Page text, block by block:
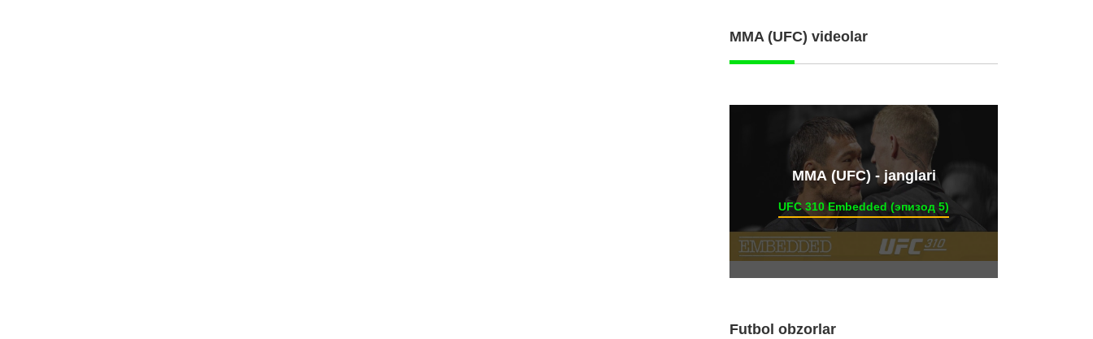
MMA (UFC) videolar
ММА (UFC) - janglari
UFC 310 Embedded (эпизод 5)
Futbol obzorlar